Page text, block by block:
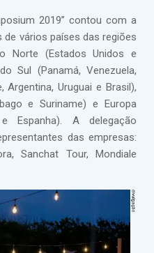
2019” contou com a
vários países das regiões
Norte (Estados Unidos e
Sul (Panamá, Venezuela,
Argentina, Uruguai e Brasil),
e Suriname) e Europa
Espanha). A delegação
das empresas:
Sanchat Tour, Mondiale